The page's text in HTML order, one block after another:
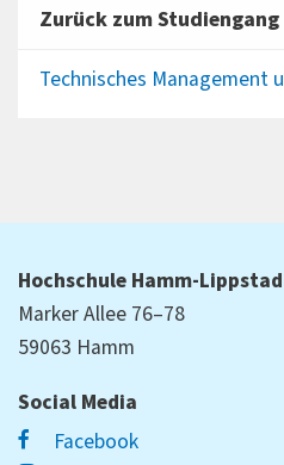
Zurück zum Studiengang
Technisches Management
Hochschule Hamm-
Marker Allee 76–78
59063 Hamm
Social Media
Facebook